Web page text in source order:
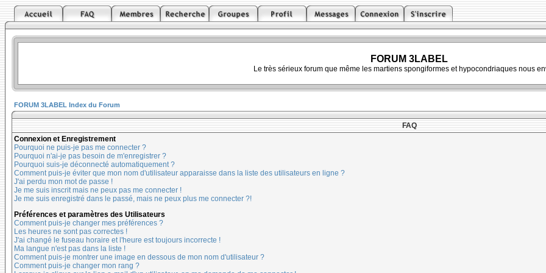
FORUM 3LABEL
Le très sérieux forum que même les martiens spongiformes et hypocondriaques nous
FORUM 3LABEL Index du Forum
FAQ
Connexion et Enregistrement
Pourquoi ne puis-je pas me connecter ?
Pourquoi n'ai-je pas besoin de m'enregistrer ?
Pourquoi suis-je déconnecté automatiquement ?
Comment puis-je éviter que mon nom d'utilisateur apparaisse dans la liste des utilisateurs en ligne ?
J'ai perdu mon mot de passe !
Je me suis inscrit mais ne peux pas me connecter !
Je me suis enregistré dans le passé, mais ne peux plus me connecter ?!
Préférences et paramètres des Utilisateurs
Comment puis-je changer mes préférences ?
Les heures ne sont pas correctes !
J'ai changé le fuseau horaire et l'heure est toujours incorrecte !
Ma langue n'est pas dans la liste !
Comment puis-je montrer une image en dessous de mon nom d'utilisateur ?
Comment puis-je changer mon rang ?